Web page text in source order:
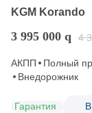
KGM Korando
3 995 000 q 4
АКПП Полный
Внедорожник
Гарантия